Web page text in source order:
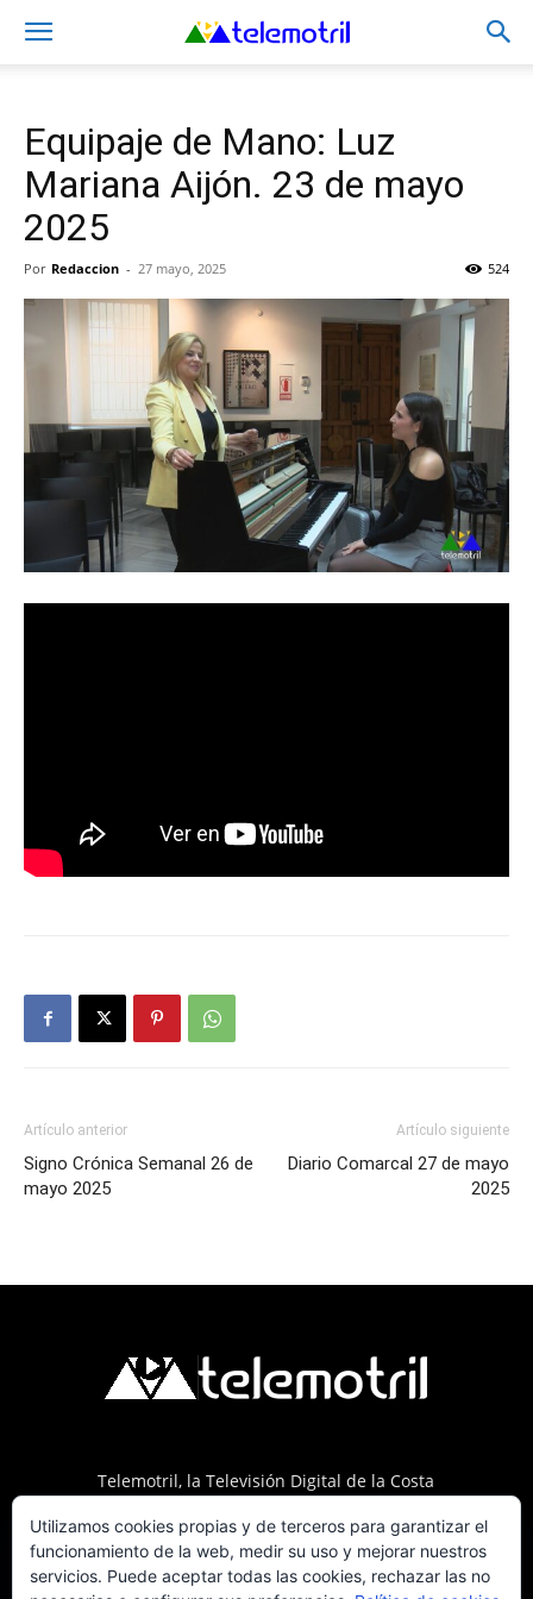
Equipaje de Mano: Luz
Mariana Aijón. 23 de mayo
2025
Por Redaccion - 27 mayo, 2025 524
Artículo anterior
Signo Crónica Semanal 26 de
mayo 2025
Artículo siguiente
Diario Comarcal 27 de mayo
2025
Telemotril, la Televisión Digital de la Costa
del 107.7 en OndaSur Motril.
Utilizamos cookies propias y de terceros para garantizar el
funcionamiento de la web, medir su uso y mejorar nuestros
servicios. Puede aceptar todas las cookies, rechazar las no